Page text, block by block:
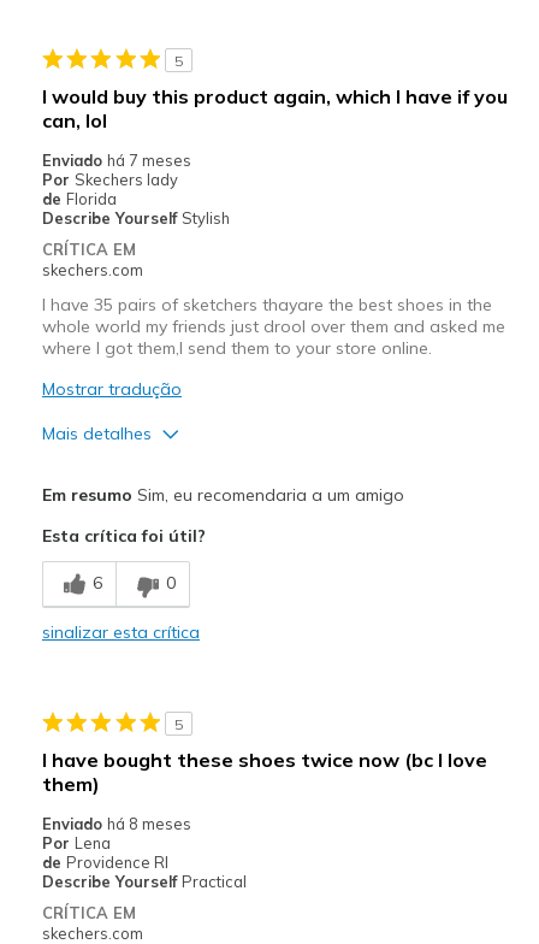
Melhores utilizações
Casual Wear
Working 12 hour shifts as a nurse!
Width
Feels true to width
Sizing
View On Shoes
5
I would buy this product again, which I have if you
can, lol
Enviado há 7 meses
Por Skechers lady
de Florida
Describe Yourself Stylish
CRÍTICA EM
skechers.com
I have 35 pairs of sketchers thayare the best shoes in the
whole world my friends just drool over them and asked me
where I got them,I send them to your store online.
Mostrar tradução
Mais detalhes
Breathe Well
Comfortable
Melhores utilizações
Casual Wear
Going Out
Special Occasions
Em resumo Sim, eu recomendaria a um amigo
Esta crítica foi útil?
6 0
sinalizar esta crítica
5
I have bought these shoes twice now (bc I love
them)
Enviado há 8 meses
Por Lena
de Providence RI
Describe Yourself Practical
CRÍTICA EM
skechers.com